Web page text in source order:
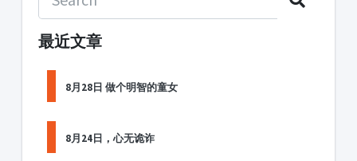
最近文章
8月28日 做个明智的童女
8月24日，心无诡诈